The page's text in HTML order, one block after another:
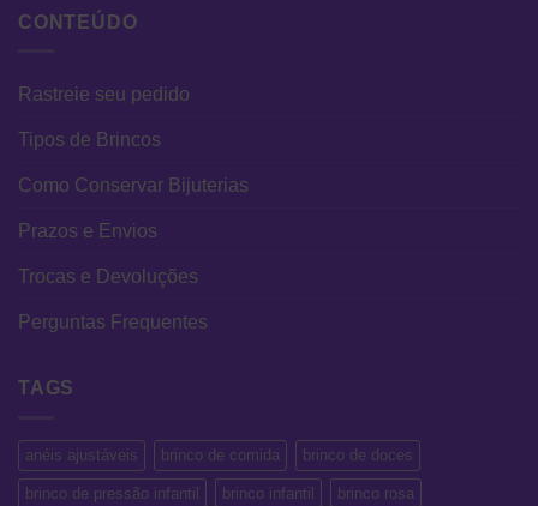
CONTEÚDO
Rastreie seu pedido
Tipos de Brincos
Como Conservar Bijuterias
Prazos e Envios
Trocas e Devoluções
Perguntas Frequentes
TAGS
anéis ajustáveis brinco de comida brinco de doces
brinco de pressão infantil brinco infantil brinco rosa